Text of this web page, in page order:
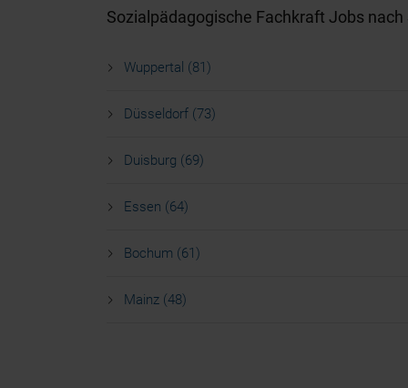
Sozialpädagogische Fachkraft Jobs nach
Wuppertal (81)
Düsseldorf (73)
Duisburg (69)
Essen (64)
Bochum (61)
Mainz (48)